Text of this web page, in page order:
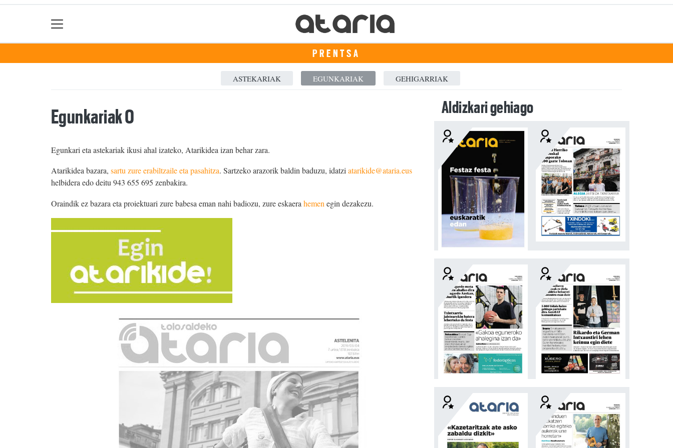
PRENTSA
ASTEKARIAK EGUNKARIAK GEHIGARRIAK
Egunkariak 0
Egunkari eta astekariak ikusi ahal izateko, Atarikidea izan behar zara.
Atarikidea bazara, sartu zure erabiltzaile eta pasahitza. Sartzeko arazorik baldin baduzu, idatziatarikide@ataria.eus
helbidera edo deitu 943 655 695 zenbakira.
Oraindik ez bazara eta proiektuari zure babesa eman nahi badiozu, zure eskaera hemen egin dezakezu.
Aldizkari gehiago